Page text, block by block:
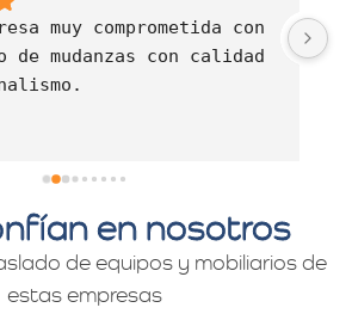
muy comprometida con
mudanzas con calidad
en nosotros
de equipos y mobiliarios de
estas empresas